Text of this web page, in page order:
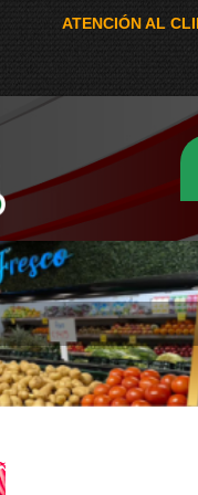
ATENCIÓN AL